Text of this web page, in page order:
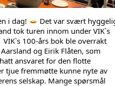
i dag!
Det var svært
tok turen innom under VIK`s
VIK`s 100-års bok ble overrakt
og Eirik Flåten, som
ansvaret for den flotte
tjue fremmøtte kunne nyte av
selskap. Mange spørsmål